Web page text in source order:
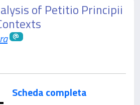
of Petitio Principii
Scheda completa